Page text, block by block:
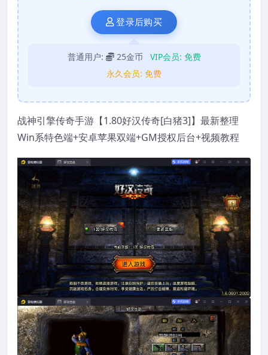
登录后购买
普通用户: 25金币 VIP会员: 免费
永久会员: 免费
战神引擎传奇手游【1.80好汉传奇[白猪3]】最新整理
Win系特色端+安卓苹果双端+GM授权后台+视频教程